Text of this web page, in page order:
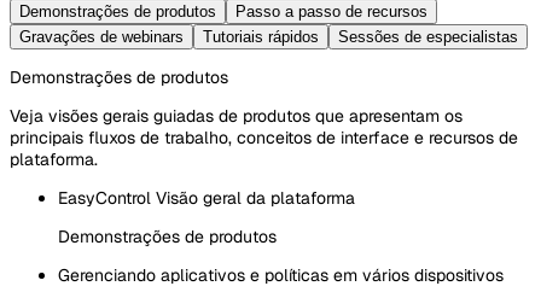
Demonstrações de produtos
Passo a passo de recursos
Gravações de webinars
Tutoriais rápidos Sessões de especialistas
Demonstrações de produtos
Veja visões gerais guiadas de produtos que apresentam os
principais fluxos de trabalho, conceitos de interface e recursos de
plataforma.
EasyControl Visão geral da plataforma
Demonstrações de produtos
Gerenciando aplicativos e políticas em vários dispositivos